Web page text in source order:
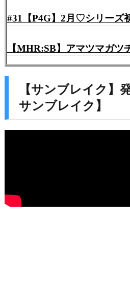
【MHR:SB】アマツマガツ
【サンブレイク】
サンブレイク】